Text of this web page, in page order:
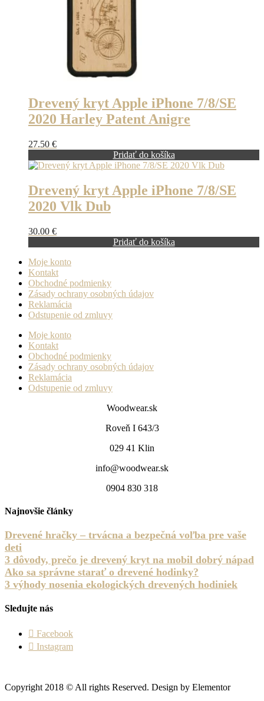
Drevený kryt Apple iPhone 7/8/SE
2020 Harley Patent Anigre
27.50 €
Pridať do košíka
Drevený kryt Apple iPhone 7/8/SE
2020 Vlk Dub
30.00 €
Pridať do košíka
Moje konto
Kontakt
Obchodné podmienky
Zásady ochrany osobných údajov
Reklamácia
Odstupenie od zmluvy
Moje konto
Kontakt
Obchodné podmienky
Zásady ochrany osobných údajov
Reklamácia
Odstupenie od zmluvy
Woodwear.sk
Roveň I 643/3
029 41 Klin
info@woodwear.sk
0904 830 318
Najnovšie články
Drevené hračky – trvácna a bezpečná voľba pre vaše
deti
3 dôvody, prečo je drevený kryt na mobil dobrý nápad
Ako sa správne starať o drevené hodinky?
3 výhody nosenia ekologických drevených hodiniek
Sledujte nás
Facebook
Instagram
Copyright 2018 © All rights Reserved. Design by Elementor